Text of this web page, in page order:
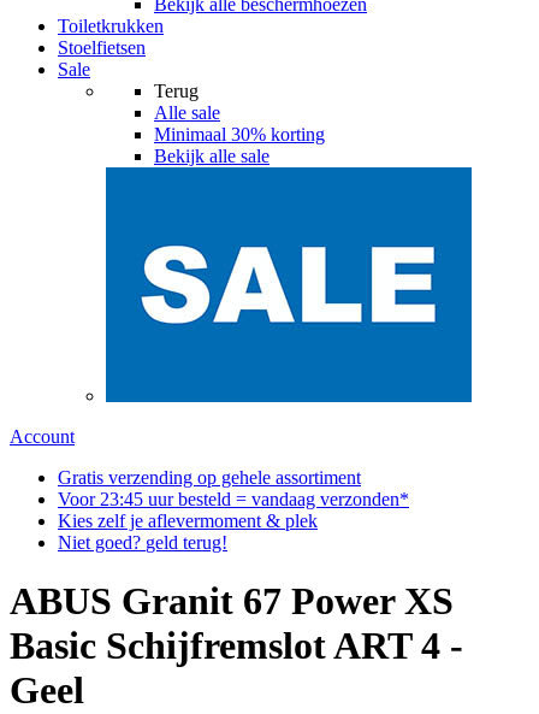
Bekijk alle beschermhoezen
Toiletkrukken
Stoelfietsen
Sale
Terug
Alle sale
Minimaal 30% korting
Bekijk alle sale
Account
Gratis verzending op gehele assortiment
Voor 23:45 uur besteld = vandaag verzonden*
Kies zelfje aflevermoment & plek
Niet goed? geld terug!
ABUS Granit 67 Power XS
Basic Schijfremslot ART 4 -
Geel